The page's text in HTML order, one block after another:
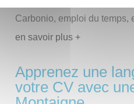
Carbonio, emploi du temps,
en savoir plus +
Apprenez une
votre CV avec